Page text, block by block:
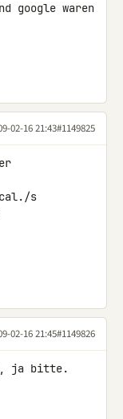
google waren
02-16 21:43#1149825
s
02-16 21:45#1149826
ja bitte.